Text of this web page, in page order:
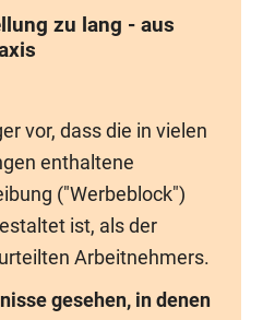
zu lang - aus
vor, dass die in vielen
enthaltene
("Werbeblock")
ist, als der
Arbeitnehmers.
gesehen, in denen